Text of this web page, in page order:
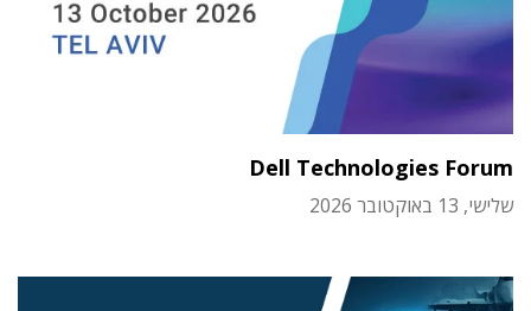
Dell Technologies Forum
שלישי, 13 באוקטובר 2026